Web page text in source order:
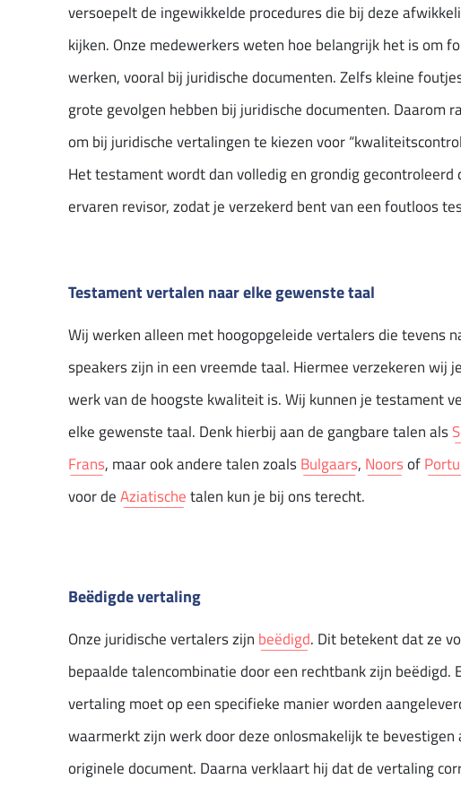
versoepelt de ingewikkelde procedures die bij deze
kijken. Onze medewerkers weten hoe belangrijk het is om
werken, vooral bij juridische documenten. Zelfs kleine
grote gevolgen hebben bij juridische documenten. Daarom
om bij juridische vertalingen te kiezen voor
Het testament wordt dan volledig en grondig gecontroleerd
ervaren revisor, zodat je verzekerd bent van een foutloos
Testament vertalen naar elke gewenste taal
Wij werken alleen met hoogopgeleide vertalers die tevens
speakers zijn in een vreemde taal. Hiermee verzekeren wij
werk van de hoogste kwaliteit is. Wij kunnen je testament
elke gewenste taal. Denk hierbij aan de gangbare talen als
Frans, maar ook andere talen zoalsBulgaars, Noorsof
voor deAziatischetalen kun je bij ons terecht.
Beëdigde vertaling
Onze juridische vertalers zijn beëdigd. Dit betekent dat ze
bepaalde talencombinatie door een rechtbank zijn beëdigd.
vertaling moet op een specifieke manier worden
waarmerkt zijn werk door deze onlosmakelijk te bevestigen
originele document. Daarna verklaart hij dat de vertaling